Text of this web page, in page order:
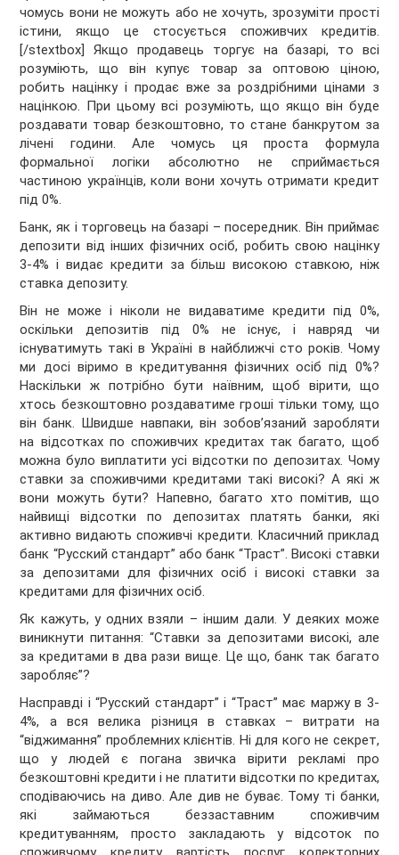
чомусь вони не можуть або не хочуть, зрозуміти прості
істини, якщо це стосується споживчих кредитів.
[/stextbox] Якщо продавець торгує на базарі, то всі
розуміють, що він купує товар за оптовою ціною,
робить націнку і продає вже за роздрібними цінами з
націнкою. При цьому всі розуміють, що якщо він буде
роздавати товар безкоштовно, то стане банкрутом за
лічені години. Але чомусь ця проста формула
формальної логіки абсолютно не сприймається
частиною українців, коли вони хочуть отримати кредит
під 0%.
Банк, як і торговець на базарі – посередник. Він приймає
депозити від інших фізичних осіб, робить свою націнку
3-4% і видає кредити за більш високою ставкою, ніж
ставка депозиту.
Він не може і ніколи не видаватиме кредити під 0%,
оскільки депозитів під 0% не існує, і навряд чи
існуватимуть такі в Україні в найближчі сто років. Чому
ми досі віримо в кредитування фізичних осіб під 0%?
Наскільки ж потрібно бути наївним, щоб вірити, що
хтось безкоштовно роздаватиме гроші тільки тому, що
він банк. Швидше навпаки, він зобов’язаний заробляти
на відсотках по споживчих кредитах так багато, щоб
можна було виплатити усі відсотки по депозитах. Чому
ставки за споживчими кредитами такі високі? А які ж
вони можуть бути? Напевно, багато хто помітив, що
найвищі відсотки по депозитах платять банки, які
активно видають споживчі кредити. Класичний приклад
банк “Русский стандарт” або банк “Траст”. Високі ставки
за депозитами для фізичних осіб і високі ставки за
кредитами для фізичних осіб.
Як кажуть, у одних взяли – іншим дали. У деяких може
виникнути питання: “Ставки за депозитами високі, але
за кредитами в два рази вище. Це що, банк так багато
заробляє”?
Насправді і “Русский стандарт” і “Траст” має маржу в 3-
4%, а вся велика різниця в ставках – витрати на
“віджимання” проблемних клієнтів. Ні для кого не секрет,
що у людей є погана звичка вірити рекламі про
безкоштовні кредити і не платити відсотки по кредитах,
сподіваючись на диво. Але див не буває. Тому ті банки,
які займаються беззаставним споживчим
кредитуванням, просто закладають у відсоток по